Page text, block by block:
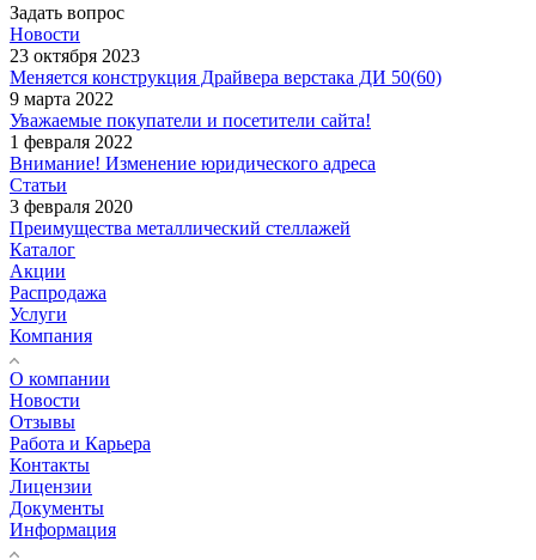
Задать вопрос
Новости
23 октября 2023
Меняется конструкция Драйвера верстака ДИ 50(60)
9 марта 2022
Уважаемые покупатели и посетители сайта!
1 февраля 2022
Внимание! Изменение юридического адреса
Статьи
3 февраля 2020
Преимущества металлический стеллажей
Каталог
Акции
Распродажа
Услуги
Компания
О компании
Новости
Отзывы
Работа и Карьера
Контакты
Лицензии
Документы
Информация